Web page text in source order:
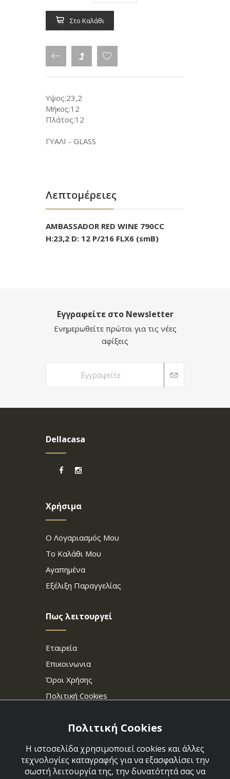
Στο Καλάθι
Υψος:23,2
Μήκος:12
Πλάτος:12
ΓΥΑΛΙ - GLASS
Λεπτομέρειες
AMBASSADOR RED WINE 790CC
H:23,2 D: 12 P/216 FLX6 (smB)
Εγγραφείτε στο Newsletter
Ενημερωθείτε πρώτοι για τις νέες
αφίξεις
Dellacasa
Χρήσιμα
Ο Λογαριασμός Μου
Το Καλάθι Μου
Αγαπημένα
Εξέλιξη Παραγγελίας
Πως λειτουργεί
Εταιρεία
Επικοινωνια
Όροι Χρήσης
Πολιτική Cookies
Πολιτική Cookies
Η ιστοσελίδα χρησιμοποιεί cookies και άλλες
τεχνολογίες καταγραφής για να εξασφαλίσει την
σωστή λειτουργία της, την δυνατότητά σας να